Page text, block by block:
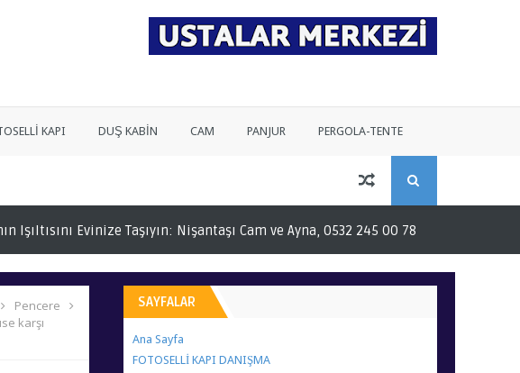
KAPI DUŞ KABİN CAM PANJUR PERGOLA-TENTE
Evinize Taşıyın: Nişantaşı Cam ve Ayna, 0532 245 00 78 0532 245 00 78
Pencere
karşı
SAYFALAR
Ana Sayfa
FOTOSELLİ KAPI DANIŞMA